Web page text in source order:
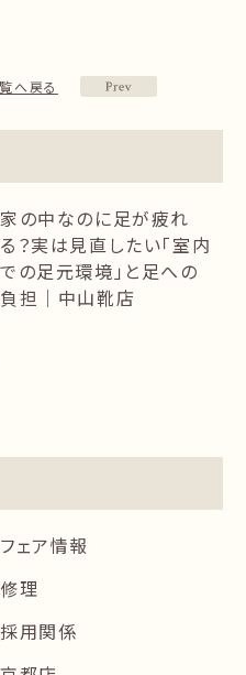
へ戻る
家の中なのに足が疲れ
る？実は見直したい「室内
での足元環境」と足への
負担｜中山靴店
フェア情報
修理
採用関係